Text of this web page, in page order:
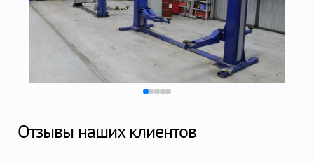
Отзывы наших клиентов